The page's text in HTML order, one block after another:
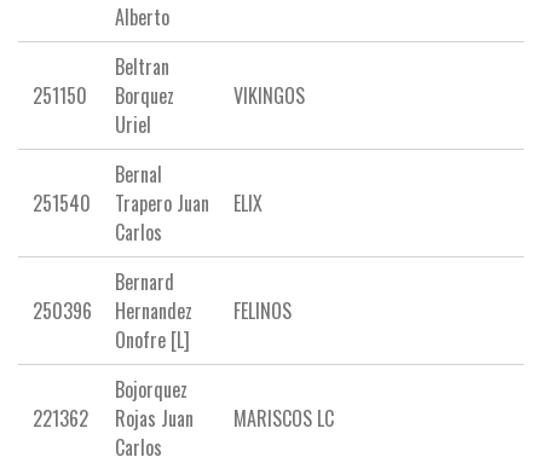
Alberto
251150
Beltran
Borquez
Uriel
VIKINGOS
251540
Bernal
Trapero Juan
Carlos
ELIX
250396
Bernard
Hernandez
Onofre [L]
FELINOS
221362
Bojorquez
Rojas Juan
Carlos
MARISCOS LC